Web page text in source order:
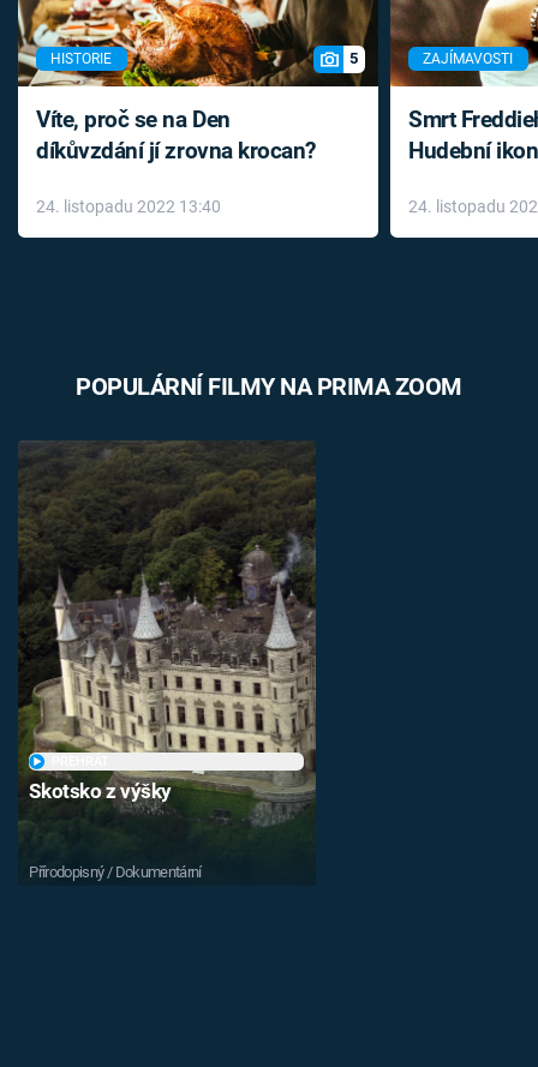
HISTORIE 5
Víte, proč se na Den
díkůvzdání jí zrovna krocan?
24. listopadu 2022 13:40
ZAJÍMAVOSTI
Smrt
Hudební
léky
24. listopadu
POPULÁRNÍ FILMY NA PRIMA ZOOM
Skotsko z výšky
Přírodopisný / Dokumentární